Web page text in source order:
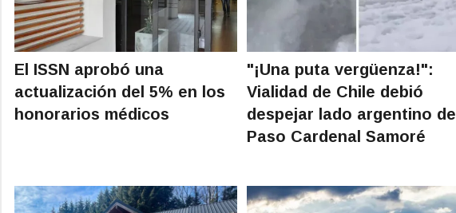
El ISSN aprobó una
actualización del 5% en los
honorarios médicos
"¡Una puta vergüenza!":
Vialidad de Chile debió
despejar lado argentino de
Paso Cardenal Samoré